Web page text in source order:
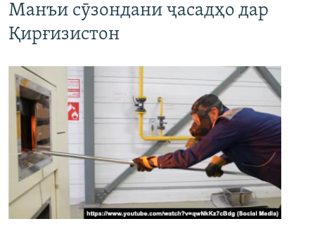
Манъи сӯзондани ҷасадҳо дар
Қирғизистон